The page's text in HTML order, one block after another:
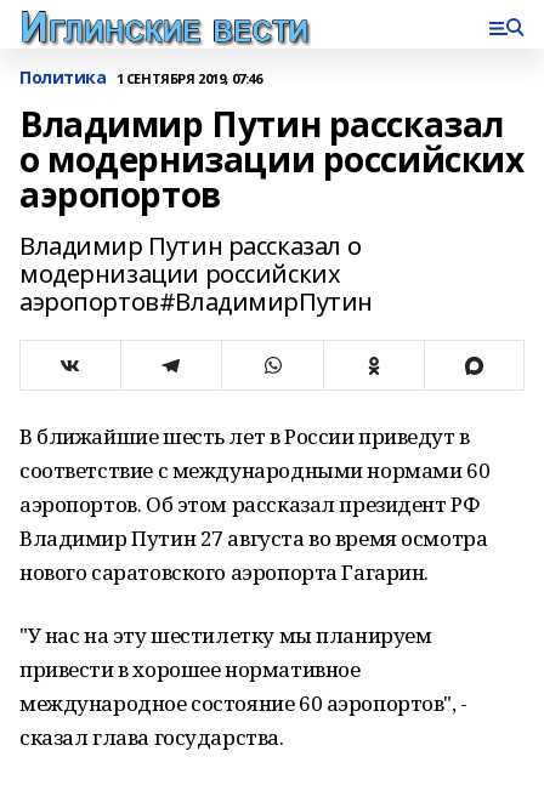
Политика 1 СЕНТЯБРЯ 2019, 07:46
Владимир Путин рассказал
о модернизации российских
аэропортов
Владимир Путин рассказал о
модернизации российских
аэропортов#ВладимирПутин
В ближайшие шесть лет в России приведут в
соответствие с международными нормами 60
аэропортов. Об этом рассказал президент РФ
Владимир Путин 27 августа во время осмотра
нового саратовского аэропорта Гагарин.
"У нас на эту шестилетку мы планируем
привести в хорошее нормативное
международное состояние 60 аэропортов", -
сказал глава государства.